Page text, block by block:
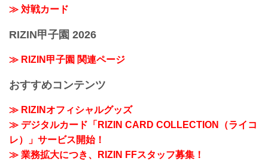
≫ 対戦カード
RIZIN甲子園 2026
≫ RIZIN甲子園 関連ページ
おすすめコンテンツ
≫ RIZINオフィシャルグッズ
≫ デジタルカード「RIZIN CARD COLLECTION（ライコ
レ）」サービス開始！
≫ 業務拡大につき、RIZIN FFスタッフ募集！